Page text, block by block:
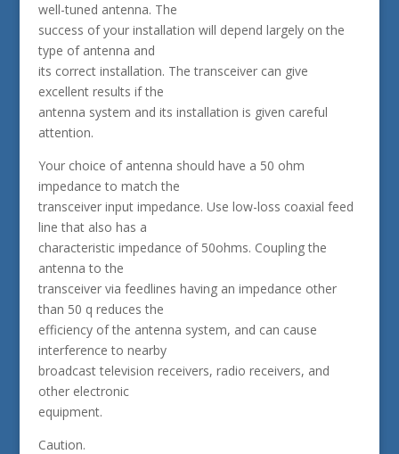
well-tuned antenna. The
success of your installation will depend largely on the
type of antenna and
its correct installation. The transceiver can give
excellent results if the
antenna system and its installation is given careful
attention.
Your choice of antenna should have a 50 ohm
impedance to match the
transceiver input impedance. Use low-loss coaxial feed
line that also has a
characteristic impedance of 50ohms. Coupling the
antenna to the
transceiver via feedlines having an impedance other
than 50 q reduces the
efficiency of the antenna system, and can cause
interference to nearby
broadcast television receivers, radio receivers, and
other electronic
equipment.
Caution.